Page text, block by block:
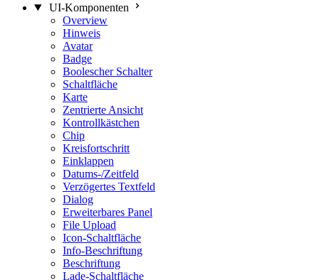
UI-Komponenten
Overview
Hinweis
Avatar
Badge
Boolescher Schalter
Schaltfläche
Karte
Zentrierte Ansicht
Kontrollkästchen
Chip
Kreisfortschritt
Einklappen
Datums-/Zeitfeld
Verzögertes Textfeld
Dialog
Erweiterbares Panel
File Upload
Icon-Schaltfläche
Info-Beschriftung
Beschriftung
Lade-Schaltfläche